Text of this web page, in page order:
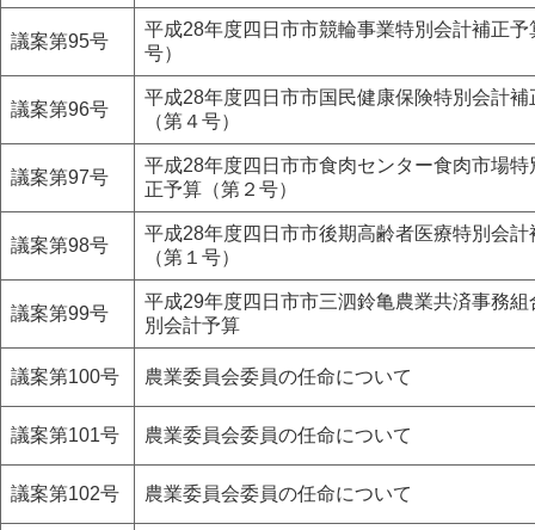
議案第95号
平成28年度四日市市競輪事業特別会計補正予
号）
議案第96号
平成28年度四日市市国民健康保険特別会計補
（第４号）
議案第97号
平成28年度四日市市食肉センター食肉市場特
正予算（第２号）
議案第98号
平成28年度四日市市後期高齢者医療特別会計
（第１号）
議案第99号
平成29年度四日市市三泗鈴亀農業共済事務組
別会計予算
議案第100号 農業委員会委員の任命について
議案第101号 農業委員会委員の任命について
議案第102号 農業委員会委員の任命について